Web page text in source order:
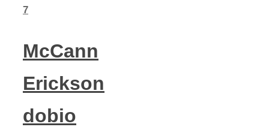
7
McCann
Erickson
dobio